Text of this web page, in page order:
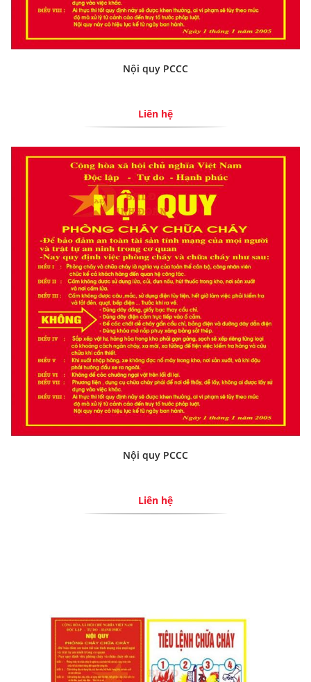
Nội quy PCCC
Liên hệ
Nội quy PCCC
Liên hệ